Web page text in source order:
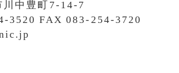
川中豊町7-14-7
3520 FAX 083-254-3720